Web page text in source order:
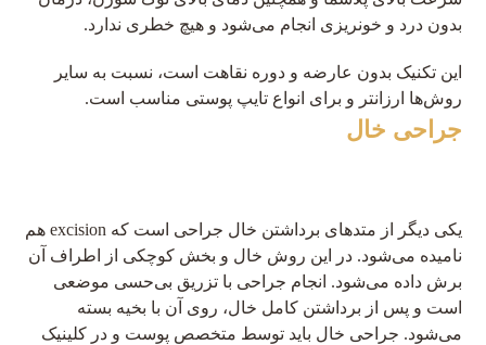
بدون درد و خونریزی انجام می‌شود و هیچ خطری ندارد.
این تکنیک بدون عارضه و دوره نقاهت است، نسبت به سایر
روش‌ها ارزانتر و برای انواع تایپ پوستی مناسب است.
جراحی خال
یکی دیگر از متدهای برداشتن خال جراحی است که excision هم
نامیده می‌شود. در این روش خال و بخش کوچکی از اطراف آن
برش داده می‌شود. انجام جراحی با تزریق بی‌حسی موضعی
است و پس از برداشتن کامل خال، روی آن با بخیه بسته
می‌شود. جراحی خال باید توسط متخصص پوست و در کلینیک